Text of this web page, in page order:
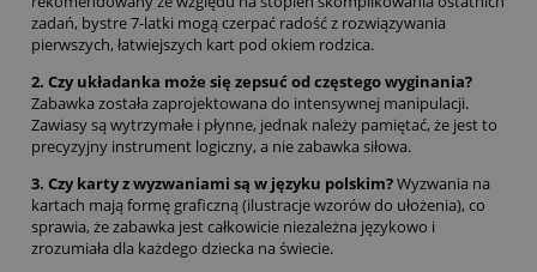
zadań, bystre 7-latki mogą czerpać radość z rozwiązywania
pierwszych, łatwiejszych kart pod okiem rodzica.
2. Czy układanka może się zepsuć od częstego wyginania?
Zabawka została zaprojektowana do intensywnej manipulacji.
Zawiasy są wytrzymałe i płynne, jednak należy pamiętać, że jest to
precyzyjny instrument logiczny, a nie zabawka siłowa.
3. Czy karty z wyzwaniami są w języku polskim?Wyzwania na
kartach mają formę graficzną (ilustracje wzorów do ułożenia), co
sprawia, że zabawka jest całkowicie niezależna językowo i
zrozumiała dla każdego dziecka na świecie.